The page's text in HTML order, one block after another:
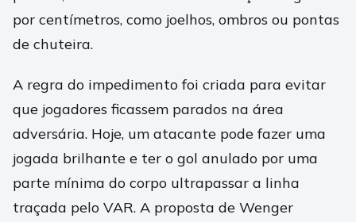
por centímetros, como joelhos, ombros ou pontas
de chuteira.
A regra do impedimento foi criada para evitar
que jogadores ficassem parados na área
adversária. Hoje, um atacante pode fazer uma
jogada brilhante e ter o gol anulado por uma
parte mínima do corpo ultrapassar a linha
traçada pelo VAR. A proposta de Wenger